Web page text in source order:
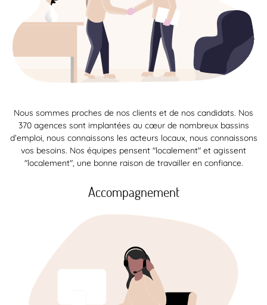
Nous sommes proches de nos clients et de nos candidats. Nos
370 agences sont implantées au cœur de nombreux bassins
d’emploi, nous connaissons les acteurs locaux, nous connaissons
vos besoins. Nos équipes pensent "localement" et agissent
"localement", une bonne raison de travailler en confiance.
Accompagnement